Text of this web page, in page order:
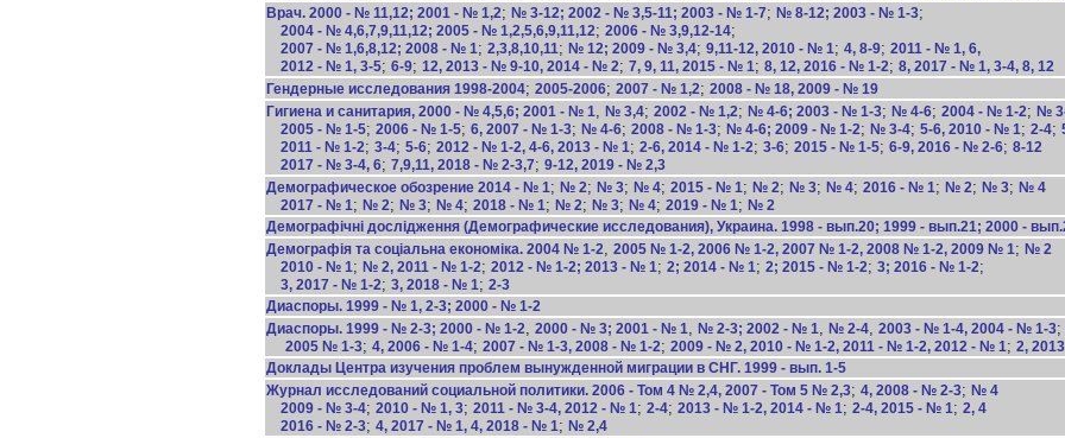
Врач. 2000 - № 11,12; 2001 - № 1,2; № 3-12; 2002 - № 3,5-11; 2003 - № 1-7; № 8-12; 2003 - № 1-3;
2004 - № 4,6,7,9,11,12; 2005 - № 1,2,5,6,9,11,12; 2006 - № 3,9,12-14;
2007 - № 1,6,8,12; 2008 - № 1; 2,3,8,10,11; № 12; 2009 - № 3,4; 9,11-12, 2010 - № 1; 4, 8-9; 2011 - № 1, 6,
2012 - № 1, 3-5; 6-9; 12, 2013 - № 9-10, 2014 - № 2; 7, 9, 11, 2015 - № 1; 8, 12, 2016 - № 1-2; 8, 2017 - № 1, 3-4, 8, 12
Гендерные исследования 1998-2004; 2005-2006; 2007 - № 1,2; 2008 - № 18, 2009 - № 19
Гигиена и санитария, 2000 - № 4,5,6; 2001 - № 1, № 3,4; 2002 - № 1,2; № 4-6; 2003 - № 1-3; № 4-6; 2004 - № 1-2; №
2005 - № 1-5; 2006 - № 1-5; 6, 2007 - № 1-3; № 4-6; 2008 - № 1-3; № 4-6; 2009 - № 1-2; № 3-4; 5-6, 2010 - № 1; 2-4;
2011 - № 1-2; 3-4; 5-6; 2012 - № 1-2, 4-6, 2013 - № 1; 2-6, 2014 - № 1-2; 3-6; 2015 - № 1-5; 6-9, 2016 - № 2-6; 8-12
2017 - № 3-4, 6; 7,9,11, 2018 - № 2-3,7; 9-12, 2019 - № 2,3
Демографическое обозрение 2014 - № 1; № 2; № 3; № 4; 2015 - № 1; № 2; № 3; № 4; 2016 - № 1; № 2; № 3; № 4
2017 - № 1; № 2; № 3; № 4; 2018 - № 1; № 2; № 3; № 4; 2019 - № 1; № 2
Демографiчнi дослiдження (Демографические исследования), Украина. 1998 - вып.20; 1999 - вып.21; 2000 -
Демографiя та соцiальна економiка. 2004 № 1-2, 2005 № 1-2, 2006 № 1-2, 2007 № 1-2, 2008 № 1-2, 2009 № 1; № 2
2010 - № 1; № 2, 2011 - № 1-2; 2012 - № 1-2; 2013 - № 1; 2; 2014 - № 1; 2; 2015 - № 1-2; 3; 2016 - № 1-2;
3, 2017 - № 1-2; 3, 2018 - № 1; 2-3
Диаспоры. 1999 - № 1, 2-3; 2000 - № 1-2
Диаспоры. 1999 - № 2-3; 2000 - № 1-2, 2000 - № 3; 2001 - № 1, № 2-3; 2002 - № 1, № 2-4, 2003 - № 1-4, 2004 - № 1-3;
2005 № 1-3; 4, 2006 - № 1-4; 2007 - № 1-3, 2008 - № 1-2; 2009 - № 2, 2010 - № 1-2, 2011 - № 1-2, 2012 - № 1; 2,
Доклады Центра изучения проблем вынужденной миграции в СНГ. 1999 - вып. 1-5
Журнал исследований социальной политики. 2006 - Том 4 № 2,4, 2007 - Том 5 № 2,3; 4, 2008 - № 2-3; № 4
2009 - № 3-4; 2010 - № 1, 3; 2011 - № 3-4, 2012 - № 1; 2-4; 2013 - № 1-2, 2014 - № 1; 2-4, 2015 - № 1; 2, 4
2016 - № 2-3; 4, 2017 - № 1, 4, 2018 - № 1; № 2,4